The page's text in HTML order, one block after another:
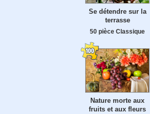
Se détendre sur la
terrasse
50 pièce Classique
Nature morte aux
fruits et aux fleurs